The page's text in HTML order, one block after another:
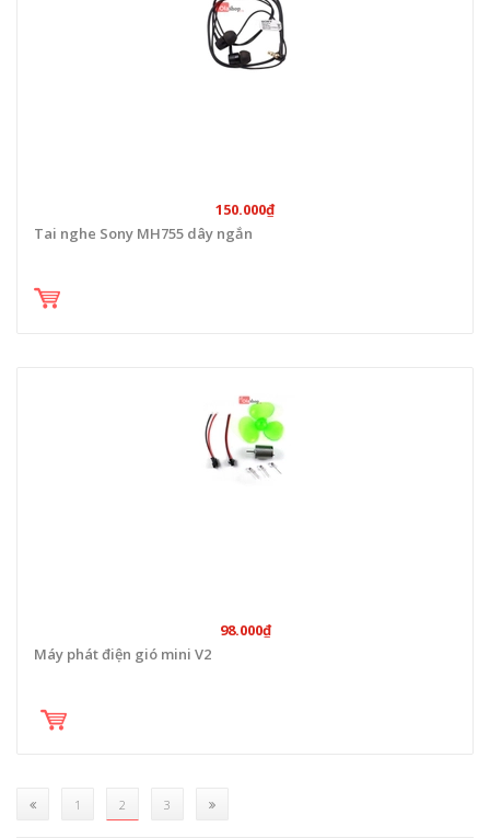
150.000₫
Tai nghe Sony MH755 dây ngắn
98.000₫
Máy phát điện gió mini V2
1 2 (current)
3